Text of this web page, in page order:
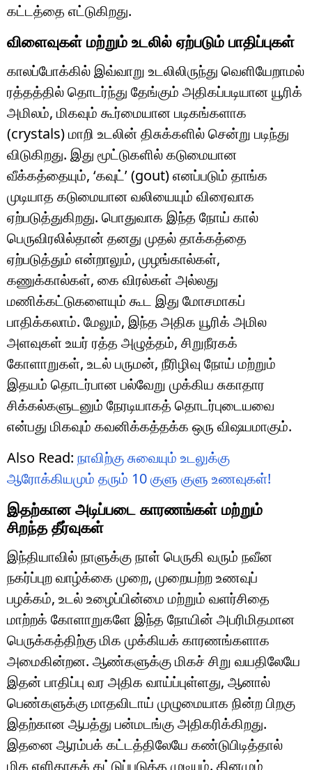
கட்டத்தை எட்டுகிறது.
விளைவுகள் மற்றும் உடலில் ஏற்படும் பாதிப்புகள்
காலப்போக்கில் இவ்வாறு உடலிலிருந்து வெளியேறாமல்
ரத்தத்தில் தொடர்ந்து தேங்கும் அதிகப்படியான யூரிக்
அமிலம், மிகவும் கூர்மையான படிகங்களாக
(crystals) மாறி உடலின் திசுக்களில் சென்று படிந்து
விடுகிறது. இது மூட்டுகளில் கடுமையான
வீக்கத்தையும், ‘கவுட்’ (gout) எனப்படும் தாங்க
முடியாத கடுமையான வலியையும் விரைவாக
ஏற்படுத்துகிறது. பொதுவாக இந்த நோய் கால்
பெருவிரலில்தான் தனது முதல் தாக்கத்தை
ஏற்படுத்தும் என்றாலும், முழங்கால்கள்,
கணுக்கால்கள், கை விரல்கள் அல்லது
மணிக்கட்டுகளையும் கூட இது மோசமாகப்
பாதிக்கலாம். மேலும், இந்த அதிக யூரிக் அமில
அளவுகள் உயர் ரத்த அழுத்தம், சிறுநீரகக்
கோளாறுகள், உடல் பருமன், நீரிழிவு நோய் மற்றும்
இதயம் தொடர்பான பல்வேறு முக்கிய சுகாதார
சிக்கல்களுடனும் நேரடியாகத் தொடர்புடையவை
என்பது மிகவும் கவனிக்கத்தக்க ஒரு விஷயமாகும்.
Also Read: நாவிற்கு சுவையும் உடலுக்கு
ஆரோக்கியமும் தரும் 10 குளு குளு உணவுகள்!
இதற்கான அடிப்படை காரணங்கள் மற்றும்
சிறந்த தீர்வுகள்
இந்தியாவில் நாளுக்கு நாள் பெருகி வரும் நவீன
நகர்ப்புற வாழ்க்கை முறை, முறையற்ற உணவுப்
பழக்கம், உடல் உழைப்பின்மை மற்றும் வளர்சிதை
மாற்றக் கோளாறுகளே இந்த நோயின் அபரிமிதமான
பெருக்கத்திற்கு மிக முக்கியக் காரணங்களாக
அமைகின்றன. ஆண்களுக்கு மிகச் சிறு வயதிலேயே
இதன் பாதிப்பு வர அதிக வாய்ப்புள்ளது, ஆனால்
பெண்களுக்கு மாதவிடாய் முழுமையாக நின்ற பிறகு
இதற்கான ஆபத்து பன்மடங்கு அதிகரிக்கிறது.
இதனை ஆரம்பக் கட்டத்திலேயே கண்டுபிடித்தால்
மிக எளிதாகக் கட்டுப்படுத்த முடியும். தினமும்